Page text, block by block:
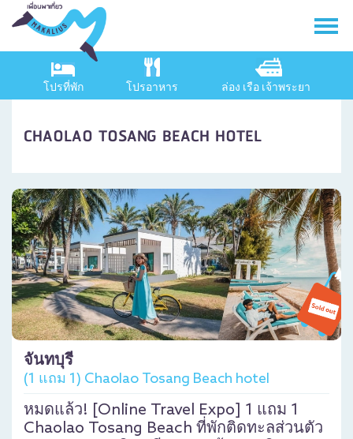
โปรที่พัก โปรอาหาร ล่อง เรือ เจ้าพระยา
CHAOLAO TOSANG BEACH HOTEL
จันทบุรี
(1 แถม 1) Chaolao Tosang Beach hotel
หมดแล้ว! [Online Travel Expo] 1 แถม 1
Chaolao Tosang Beach ที่พักติดทะลส่วนตัว